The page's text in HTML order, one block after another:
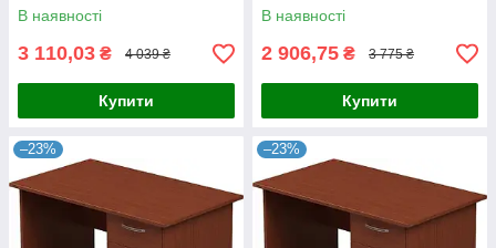
В наявності
3 110,03 ₴ 4 039 ₴
Купити
В наявності
2 906,75 ₴ 3 775 ₴
Купити
–23% –23%